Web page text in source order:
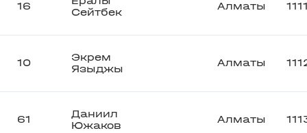
16
Сейтбек
Алматы
10
Экрем
Языджы
Алматы
61
Даниил
Южаков
Алматы